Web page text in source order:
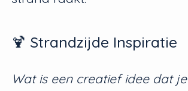
🍹 Strandzijde Inspiratie
Wat is een creatief idee dat je